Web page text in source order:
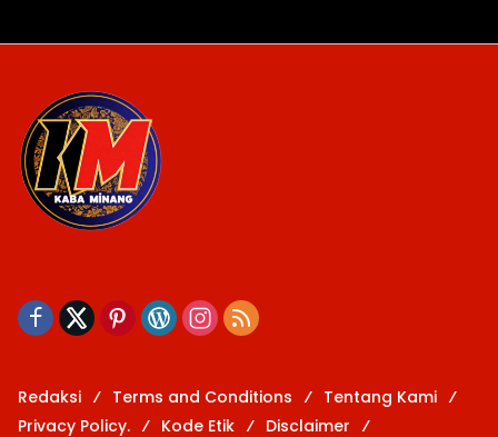
Redaksi Terms and Conditions
Tentang Kami
Privacy Policy.
Kode Etik Disclaimer